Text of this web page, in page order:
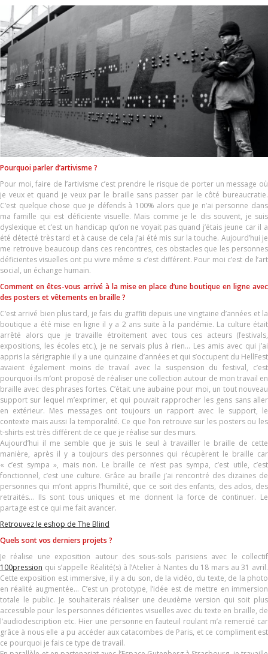
Pourquoi parler d’artivisme ?
Pour moi, faire de l’artivisme c’est prendre le risque de porter un message où
je veux et quand je veux par le braille sans passer par le côté bureaucratie.
C’est quelque chose que je défends à 100% alors que je n’ai personne dans
ma famille qui est déficiente visuelle. Mais comme je le dis souvent, je suis
dyslexique et c’est un handicap qu’on ne voyait pas quand j’étais jeune car il a
été détecté très tard et à cause de cela j’ai été mis sur la touche. Aujourd’hui je
me retrouve beaucoup dans ces rencontres, ces obstacles que les personnes
déficientes visuelles ont pu vivre même si c’est différent. Pour moi c’est de l’art
social, un échange humain.
Comment en êtes-vous arrivé à la mise en place d’une boutique en ligne avec
des posters et vêtements en braille ?
C’est arrivé bien plus tard, je fais du graffiti depuis une vingtaine d’années et la
boutique a été mise en ligne il y a 2 ans suite à la pandémie. La culture était
arrêté alors que je travaille étroitement avec tous ces acteurs (festivals,
expositions, les écoles etc.), je ne servais plus à rien… Les amis avec qui j’ai
appris la sérigraphie il y a une quinzaine d’années et qui s’occupent du HellFest
avaient également moins de travail avec la suspension du festival, c’est
pourquoi ils m’ont proposé de réaliser une collection autour de mon travail en
braille avec des phrases fortes. C’était une aubaine pour moi, un tout nouveau
support sur lequel m’exprimer, et qui pouvait rapprocher les gens sans aller
en extérieur. Mes messages ont toujours un rapport avec le support, le
contexte mais aussi la temporalité. Ce que l’on retrouve sur les posters ou les
t-shirts est très différent de ce que je réalise sur des murs.
Aujourd’hui il me semble que je suis le seul à travailler le braille de cette
manière, après il y a toujours des personnes qui récupèrent le braille car
« c’est sympa », mais non. Le braille ce n’est pas sympa, c’est utile, c’est
fonctionnel, c’est une culture. Grâce au braille j’ai rencontré des dizaines de
personnes qui m’ont appris l’humilité, que ce soit des enfants, des ados, des
retraités… Ils sont tous uniques et me donnent la force de continuer. Le
partage est ce qui me fait avancer.
Retrouvez le eshop de The Blind
Quels sont vos derniers projets ?
Je réalise une exposition autour des sous-sols parisiens avec le collectif
100pression qui s’appelle Réalité(s) à l’Atelier à Nantes du 18 mars au 31 avril.
Cette exposition est immersive, il y a du son, de la vidéo, du texte, de la photo
en réalité augmentée… C’est un prototype, l’idée est de mettre en immersion
totale le public. Je souhaiterais réaliser une deuxième version qui soit plus
accessible pour les personnes déficientes visuelles avec du texte en braille, de
l’audiodescription etc. Hier une personne en fauteuil roulant m’a remercié car
grâce à nous elle a pu accéder aux catacombes de Paris, et ce compliment est
ce pourquoi je fais ce type de travail.